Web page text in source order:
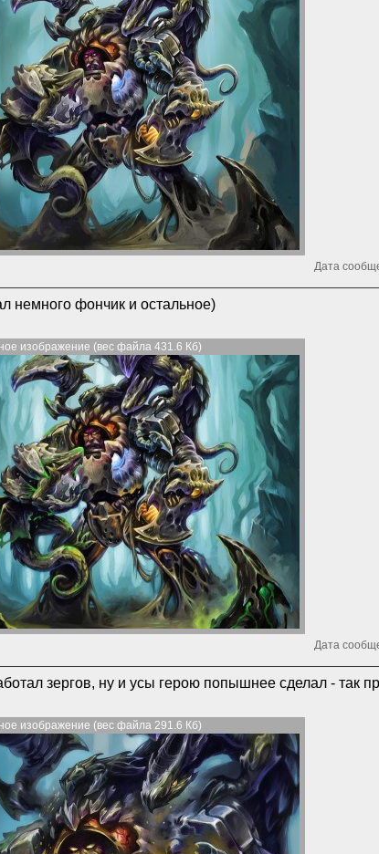
Дата
немного фончик и остальное)
изображение (вес файла 431.6 Кб)
Дата
зергов, ну и усы герою попышнее сделал - так
изображение (вес файла 291.6 Кб)